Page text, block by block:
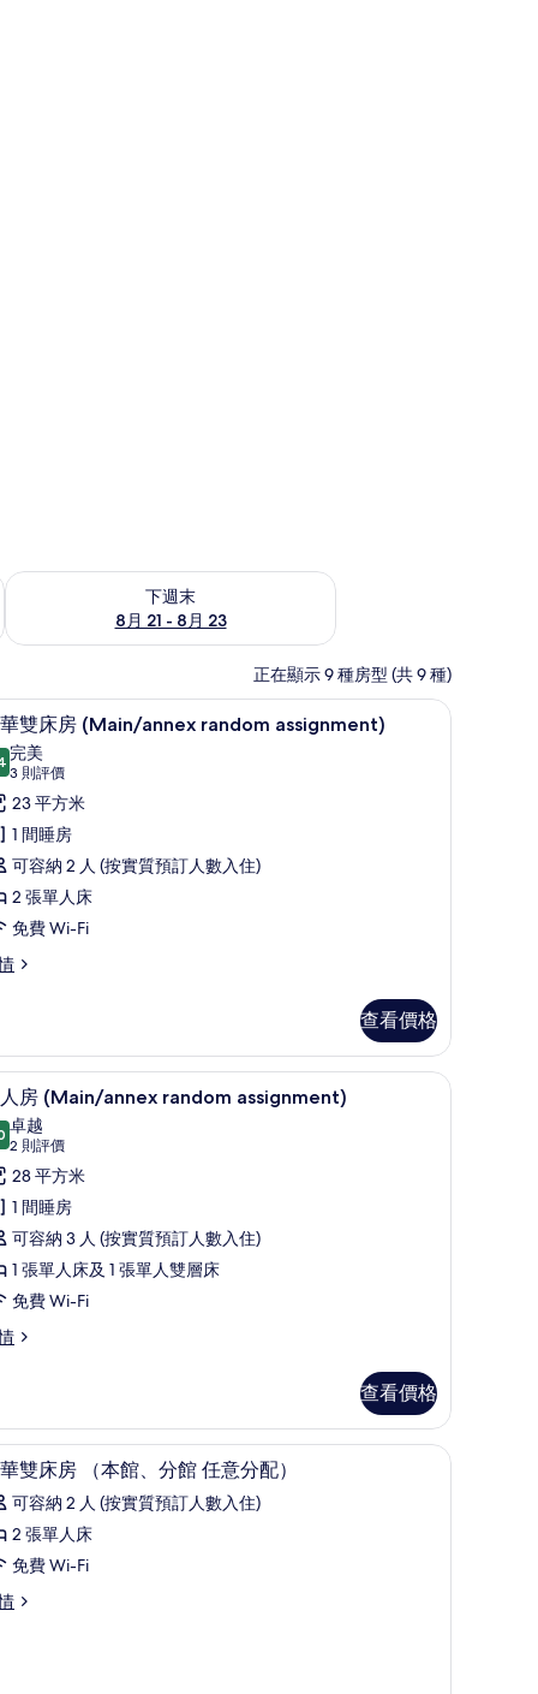
下週末
8月 21 - 8月 23
查看下週末 8月 21 - 8月 23的可訂空房
正在顯示 9 種房型 (共 9 種)
豪華雙床房 (Main/annex random
14雙床房 (Main/annex random assignment)
分，滿分 10 分
完美
3 則評價
(3
則
評
價)
23 平方米
1 間睡房
可容納 2 人 (按實質預訂人數入住)
2 張單人床
免費 Wi-Fi
annex
查看價格
annex
三人房 (Main/annex random assignment) |
7 房 (Main/annex random assignment)
分，滿分 10 分
卓越
2 則評價
(2
則
評
價)
28 平方米
1 間睡房
可容納 3 人 (按實質預訂人數入住)
1 張單人床及 1 張單人雙層床
免費 Wi-Fi
查看價格
房內夾萬、手提電腦工作空間、隔音、熨斗/
10雙床房 （本館、分館 任意分配）
可容納 2 人 (按實質預訂人數入住)
2 張單人床
免費 Wi-Fi